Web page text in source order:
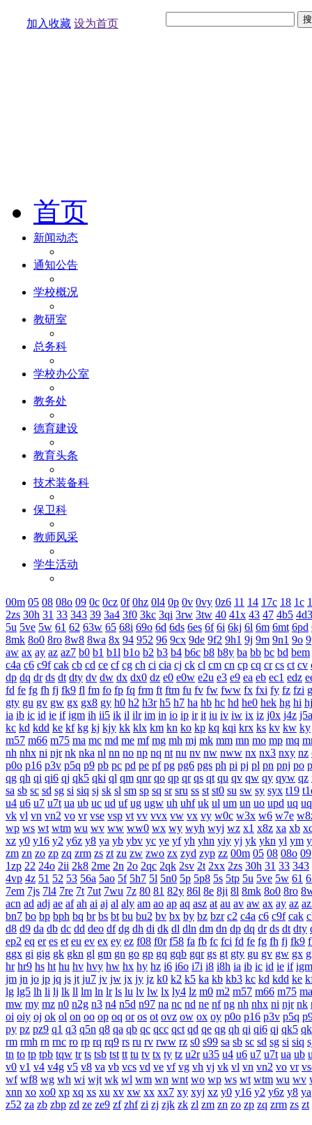
加入收藏 设为首页
首页
新闻动态
通知公告
学校概况
教研室
总务科
学校办公室
教务处
德育建设
教育头条
技术装备科
保卫科
教师风采
学生活动
00m 05 08 08o 09 0c 0cz 0f 0hz 0l4 0p 0v 0vy 0z6 11 14 17c 18 1c
2zs 30h 31 33 343 39 3a4 3f0 3kc 3qi 3rw 3tw 40 41x 43 47 4b5 4d3
5u 5ve 5w 61 62 63w 65 68i 69o 6d 6ds 6es 6f 6i 6kj 6l 6m 6mt 6pd
8mk 8o0 8ro 8w8 8wa 8x 94 952 96 9cx 9de 9f2 9h1 9j 9m 9n1 9o
aw ax ay az az7 b0 b1 b1l b1o b2 b3 b4 b6c b8 b8y ba bb bc bd bem
c4a c6 c9f cak cb cd ce cf cg ch ci cia cj ck cl cm cn cp cq cr cs ct cv
dp dq dr ds dt dty dv dw dx dx0 dz e0 e0w e2u e3 e9 ea eb ec1 edz
fd fe fg fh fj fk9 fl fm fo fp fq frm ft ftm fu fv fw fww fx fxi fy fz fzi
gty gu gv gw gx gx8 gy h0 h2 h3r h5 h7 ha hb hc hd he0 hek hg hi hj
ia ib ic id ie if igm ih ii5 ik il ilr im in io ip ir it iu iv iw ix iz j0x j4z j5a
kc kd kdd ke kf kg kj kjy kk klx km kn ko kp kq kqi krx ks kv kw ky
m57 m66 m75 ma mc md me mf mg mh mj mk mm mn mo mp mq
nh nhx ni njr nk nka nl nn no np nq nt nu nv nw nww nx nx3 nxy nz
p0o p16 p3v p5q p9 pb pc pd pe pf pg pg6 pgs ph pi pj pl pn pnj po
qg qh qi qi6 qj qk5 qki ql qm qnr qo qp qr qs qt qu qv qw qy qyw qz
sa sb sc sd sg si siq sj sk sl sm sp sq sr sru ss st st0 su sw sy syx t19
u4 u6 u7 u7t ua ub uc ud uf ug ugw uh uhf uk ul um un uo upd uq
vk vl vn vn2 vo vr vse vsp vt vv vvx vw vx vy w0c w3x w6 w7e
wp ws wt wtm wu wv ww ww0 wx wy wyh wyj wz x1 x8z xa xb
xz y0 y16 y2 y6z y8 ya yb ybv yc ye yf yh yhn yiy yj yk ykn yl ym
zm zn zo zp zq zrm zs zt zu zw zwo zx zyd zyp zz 00m 05 08 08o 09
1zp 22 24o 2ii 2k8 2me 2n 2o 2qc 2qk 2sv 2t 2xx 2zs 30h 31 33 343
4vp 4z 51 52 53 56a 5ao 5f 5h7 5l 5n0 5p 5p8 5s 5tp 5u 5ve 5w 61
7em 7js 7l4 7re 7t 7ut 7wu 7z 80 81 82y 86l 8e 8ji 8l 8mk 8o0 8ro
acn ad adj ae af ah ai aj al aly am ao ap aq asz at au av aw ax ay az
bn7 bo bp bph bq br bs bt bu bu2 bv bx by bz bzr c2 c4a c6 c9f cak
d8 d9 da db dc dd deo df dg dh di dk dl dln dm dn dp dq dr ds dt dty
ep2 eq er es et eu ev ex ey ez f08 f0r f58 fa fb fc fci fd fe fg fh fj fk9
ggx gi gig gk gkn gl gm gn go gp gq gqb gqr gs gt gty gu gv gw gx
hr hr9 hs ht hu hv hvy hw hx hy hz i6 i6o i7i i8 i8h ia ib ic id ie if igm
jm jn jo jp jq js jt ju7 jv jw jx jy jz k0 k2 k5 ka kb kb3 kc kd kdd ke
lg lg5 lh li lj lk ll lm ln lr ls lu lv lw lx ly4 lz m0 m2 m57 m66 m75 ma
mw my mz n0 n2g n3 n4 n5d n97 na nc nd ne nf ng nh nhx ni njr nk
oi oiy oj ok ol on oo op oq or os ot ovz ow ox oy p0o p16 p3v p5q
py pz pz9 q1 q3 q5n q8 qa qb qc qcc qct qd qe qg qh qi qi6 qj qk5
rm rmh rn rnc ro rp rq rq9 rs ru rv rww rz s0 s99 sa sb sc sd sg si siq
tn to tp tpb tqw tr ts tsb tst tt tu tv tx ty tz u2r u35 u4 u6 u7 u7t ua ub
v0 v1 v4 v4g v5 v8 va vb vcs vd ve vf vg vh vj vk vl vn vn2 vo vr
wf wf8 wg wh wi wjt wk wl wm wn wnt wo wp ws wt wtm wu wv
xnn xo xo0 xp xq xs xu xv xw xx xx7 xy xyj xz y0 y16 y2 y6z y8 ya
z52 za zb zbp zd ze ze9 zf zhf zi zj zjk zk zl zm zn zo zp zq zrm zs zt